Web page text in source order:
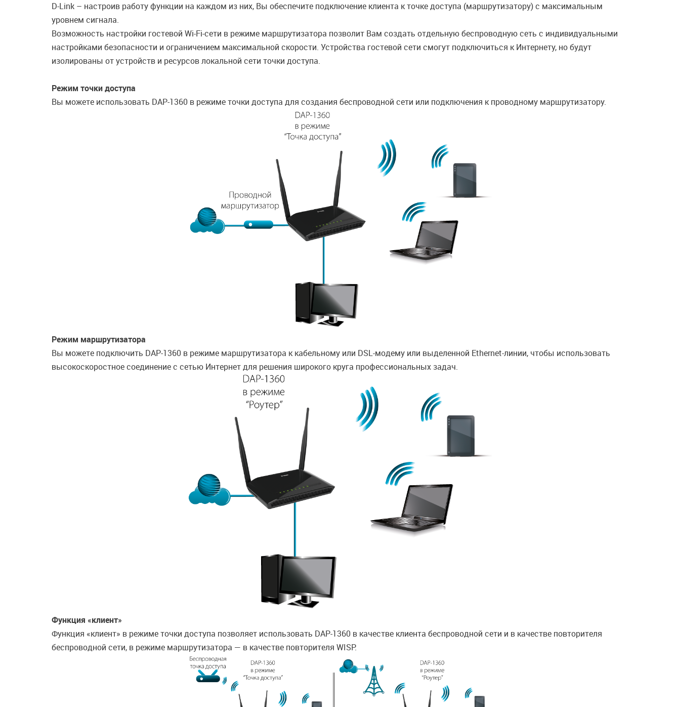
D-Link – настроив работу функции на каждом из них, Вы обеспечите подключение клиента к точке доступа (маршрутизатору) с максимальным
уровнем сигнала.
Возможность настройки гостевой Wi-Fi-сети в режиме маршрутизатора позволит Вам создать отдельную беспроводную сеть с индивидуальными
настройками безопасности и ограничением максимальной скорости. Устройства гостевой сети смогут подключиться к Интернету, но будут
изолированы от устройств и ресурсов локальной сети точки доступа.
Режим точки доступа
Вы можете использовать DAP-1360 в режиме точки доступа для создания беспроводной сети или подключения к проводному маршрутизатору.
Режим маршрутизатора
Вы можете подключить DAP-1360 в режиме маршрутизатора к кабельному или DSL-модему или выделенной Ethernet-линии, чтобы использовать
высокоскоростное соединение с сетью Интернет для решения широкого круга профессиональных задач.
Функция «клиент»
Функция «клиент» в режиме точки доступа позволяет использовать DAP-1360 в качестве клиента беспроводной сети и в качестве повторителя
беспроводной сети, в режиме маршрутизатора — в качестве повторителя WISP.